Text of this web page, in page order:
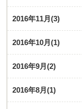
2016年11月(3)
2016年10月(1)
2016年9月(2)
2016年8月(1)